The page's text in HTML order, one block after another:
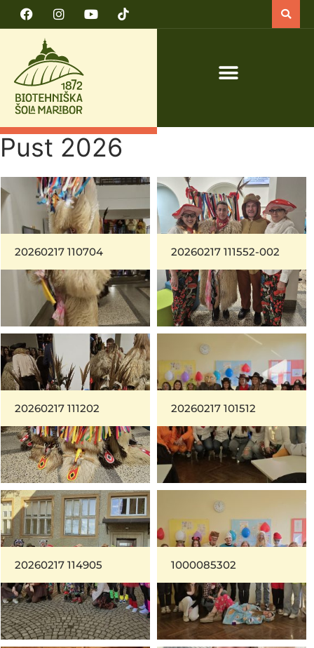
Pust 2026
20260217 110704 20260217 111552-002
20260217 111202 20260217 101512
20260217 114905 1000085302